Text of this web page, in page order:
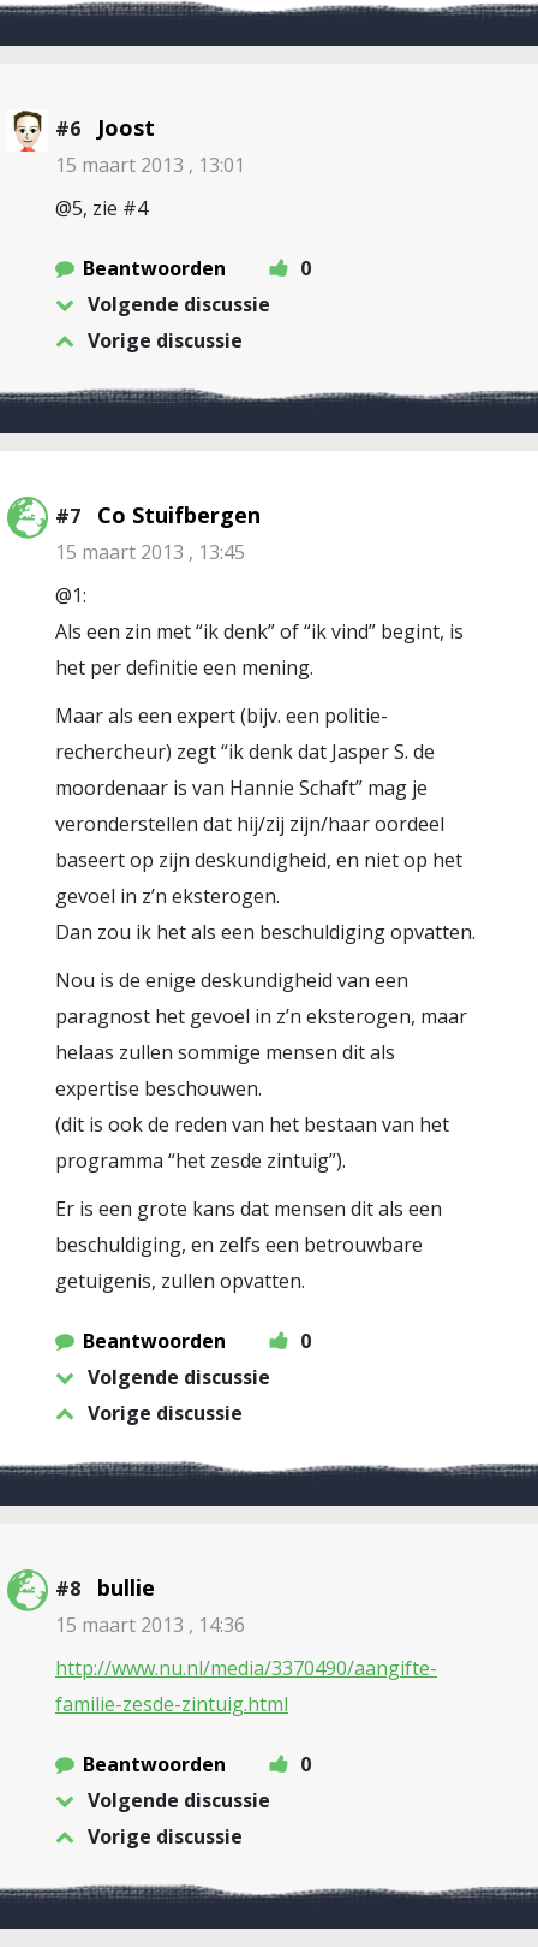
#6 Joost
15 maart 2013 , 13:01
@5, zie #4
Beantwoorden
0
Volgende discussie
Vorige discussie
#7 Co Stuifbergen
15 maart 2013 , 13:45
@1:
Als een zin met “ik denk” of “ik vind” begint, is
het per definitie een mening.
Maar als een expert (bijv. een politie-
rechercheur) zegt “ik denk dat Jasper S. de
moordenaar is van Hannie Schaft” mag je
veronderstellen dat hij/zij zijn/haar oordeel
baseert op zijn deskundigheid, en niet op het
gevoel in z’n eksterogen.
Dan zou ik het als een beschuldiging opvatten.
Nou is de enige deskundigheid van een
paragnost het gevoel in z’n eksterogen, maar
helaas zullen sommige mensen dit als
expertise beschouwen.
(dit is ook de reden van het bestaan van het
programma “het zesde zintuig”).
Er is een grote kans dat mensen dit als een
beschuldiging, en zelfs een betrouwbare
getuigenis, zullen opvatten.
Beantwoorden
0
Volgende discussie
Vorige discussie
#8 bullie
15 maart 2013 , 14:36
http://www.nu.nl/media/3370490/aangifte-
familie-zesde-zintuig.html
Beantwoorden
0
Volgende discussie
Vorige discussie